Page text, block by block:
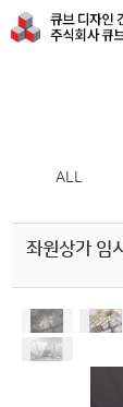
ALL
좌원상가 임